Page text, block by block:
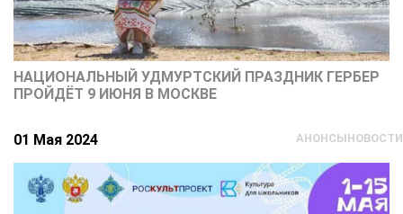
НАЦИОНАЛЬНЫЙ УДМУРТСКИЙ ПРАЗДНИК ГЕРБЕР
ПРОЙДЁТ 9 ИЮНЯ В МОСКВЕ
01 Мая 2024 АНОНСЫНОВОСТИ